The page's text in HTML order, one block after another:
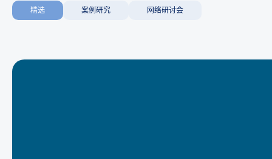
精选 案例研究 网络研讨会